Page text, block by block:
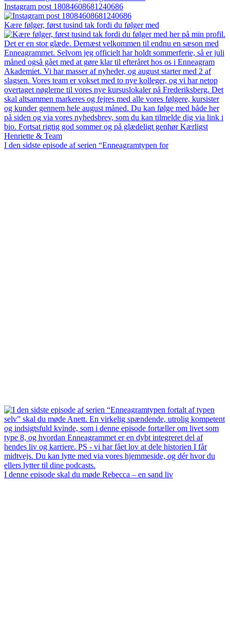
Instagram post 18084608681240686
Kære følger, først tusind tak fordi du følger med
I den sidste episode af serien “Enneagramtypen for
I denne episode skal du møde Rebecca – en sand liv